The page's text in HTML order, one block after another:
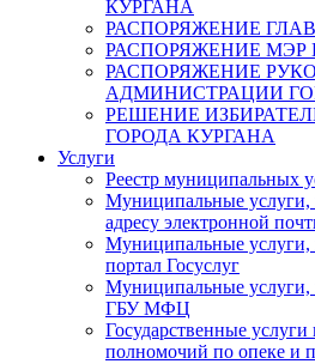
КУРГАНА
РАСПОРЯЖЕНИЕ
РАСПОРЯЖЕНИЕ МЭР
РАСПОРЯЖЕНИЕ
АДМИНИСТРАЦИИ
РЕШЕНИЕ
ГОРОДА КУРГАНА
Услуги
Реестр муниципальных
Муниципальные услуги,
адресу электронной
Муниципальные услуги,
портал Госуслуг
Муниципальные услуги,
ГБУ МФЦ
Государственные
полномочий по опеке и